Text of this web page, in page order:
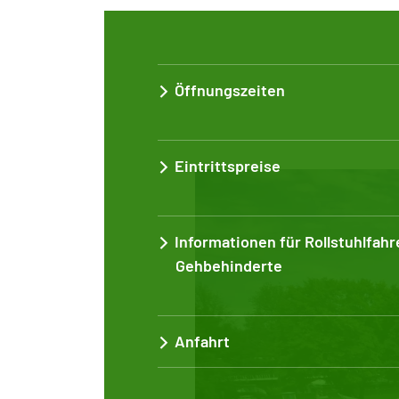
Öffnungszeiten
Eintrittspreise
Informationen für
Gehbehinderte
Anfahrt